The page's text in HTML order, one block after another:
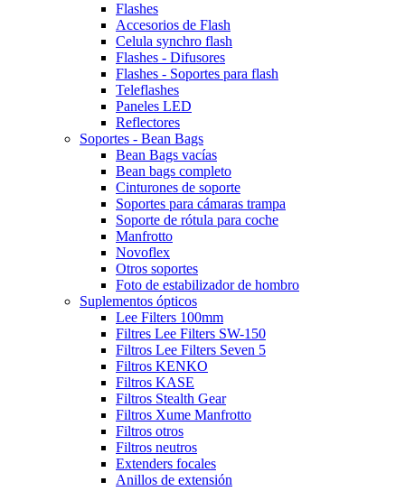
Flashes
Accesorios de Flash
Celula synchro flash
Flashes - Difusores
Flashes - Soportes para flash
Teleflashes
Paneles LED
Reflectores
Soportes - Bean Bags
Bean Bags vacías
Bean bags completo
Cinturones de soporte
Soportes para cámaras trampa
Soporte de rótula para coche
Manfrotto
Novoflex
Otros soportes
Foto de estabilizador de hombro
Suplementos ópticos
Lee Filters 100mm
Filtres Lee Filters SW-150
Filtros Lee Filters Seven 5
Filtros KENKO
Filtros KASE
Filtros Stealth Gear
Filtros Xume Manfrotto
Filtros otros
Filtros neutros
Extenders focales
Anillos de extensión